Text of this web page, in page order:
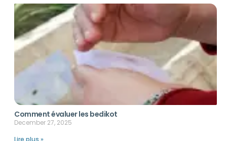
Comment évaluer les bedikot
December 27, 2025